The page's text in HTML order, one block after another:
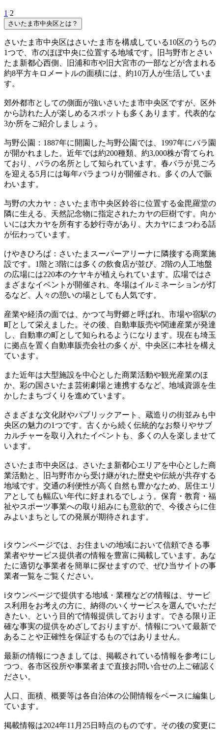
1 2
さいたま市中央区とは？
さいたま市中央区はさいたま市を構成している10区のうちの
1つで、市のほぼ中央に位置する地域です。旧与野市とさい
たま新都心西側、旧浦和市や旧大宮市の一部などが含まれる
約8平方キロメートルの面積には、約10万人が生活していま
す。
郊外都市としての側面が強いさいたま市中央区ですが、区外
から訪れた人が楽しめるスポットも多くあります。代表的な
3か所をご紹介しましょう。
与野公園：1887年に開園した与野公園では、1997年にバラ園
が開かれました。近年では約200種類、約3,000株が育てられ
ており、バラの名所として知られています。春バラが見ごろ
を迎える5月には毎年バラまつりが開催され、多くの人で賑
わいます。
与野の大カヤ：さいたま市中央区鈴谷に位置する金毘羅堂の
隣に生える、天然記念物に指定されたカヤの巨樹です。向か
いには大カヤを所有する妙行寺があり、大カヤにまつわる話
が伝わっています。
けやきひろば：さいたまスーパーアリーナに隣接する商業施
設です。1階と3階には多くの飲食店が並び、2階の人工地盤
の広場には220本のケヤキが植えられています。広場ではさ
まざまなイベントが開催され、冬場はイルミネーションが灯
るなど、人々の憩いの場としても人気です。
産業や経済の面では、かつて与野郷と呼ばれ、市場や宿駅の
町として栄えました。その後、自動車販売や関連産業が発達
し、自動車の町として知られるようになります。現在も埼玉
に拠点を置く自動車販売会社の多くが、中央区に本社を構え
ています。
また近年は大型施設を中心とした商業活動や観光産業のほ
か、彩の国さいたま芸術劇場と連携するなど、地域資源を生
かしたまちづくりを進めています。
さまざまな文化財やパブリックアート、蔵造りの街並みも中
央区の魅力の1つです。古くから続く伝統的なお祭りやサブ
カルチャーを取り入れたイベントも、多くの人を楽しませて
います。
さいたま市中央区は、さいたま新都心エリアを中心とした商
業活動と、旧与野市から受け継がれた歴史や伝統が共存する
地域です。交通の利便性が高く自然も豊かなため、居住エリ
アとしても幅広い年代に好まれるでしょう。保育・教育・福
祉やスポーツ事業への取り組みにも意欲的で、今後さらに住
みよいまちとしての発展が期待されます。
iタウンページでは、お住まいの地域において信頼できる事
業者やサービス提供者の情報を豊富に掲載しています。あな
たに適切な事業者を簡単に探せますので、ぜひ当サイトの事
業者一覧をご覧ください。
iタウンページで提供する地域・業種などの情報は、サービ
ス利用をお考えの方に、納得のいくサービスを選んでいただ
きたい、という目的で情報提供しております。できる限り正
確な事実の提供をめざしておりますが、情報について最新で
あることや正確性を保証するものではありません。
最新の情報につきましては、掲載されている情報を参考にし
つつ、各市区役所や事業者まで直接お問い合せの上ご確認く
ださい。
人口、面積、概要等は各自治体の公開情報をベースに編集し
ています。
掲載情報は2024年11月25日時点のものです。その後の変更に